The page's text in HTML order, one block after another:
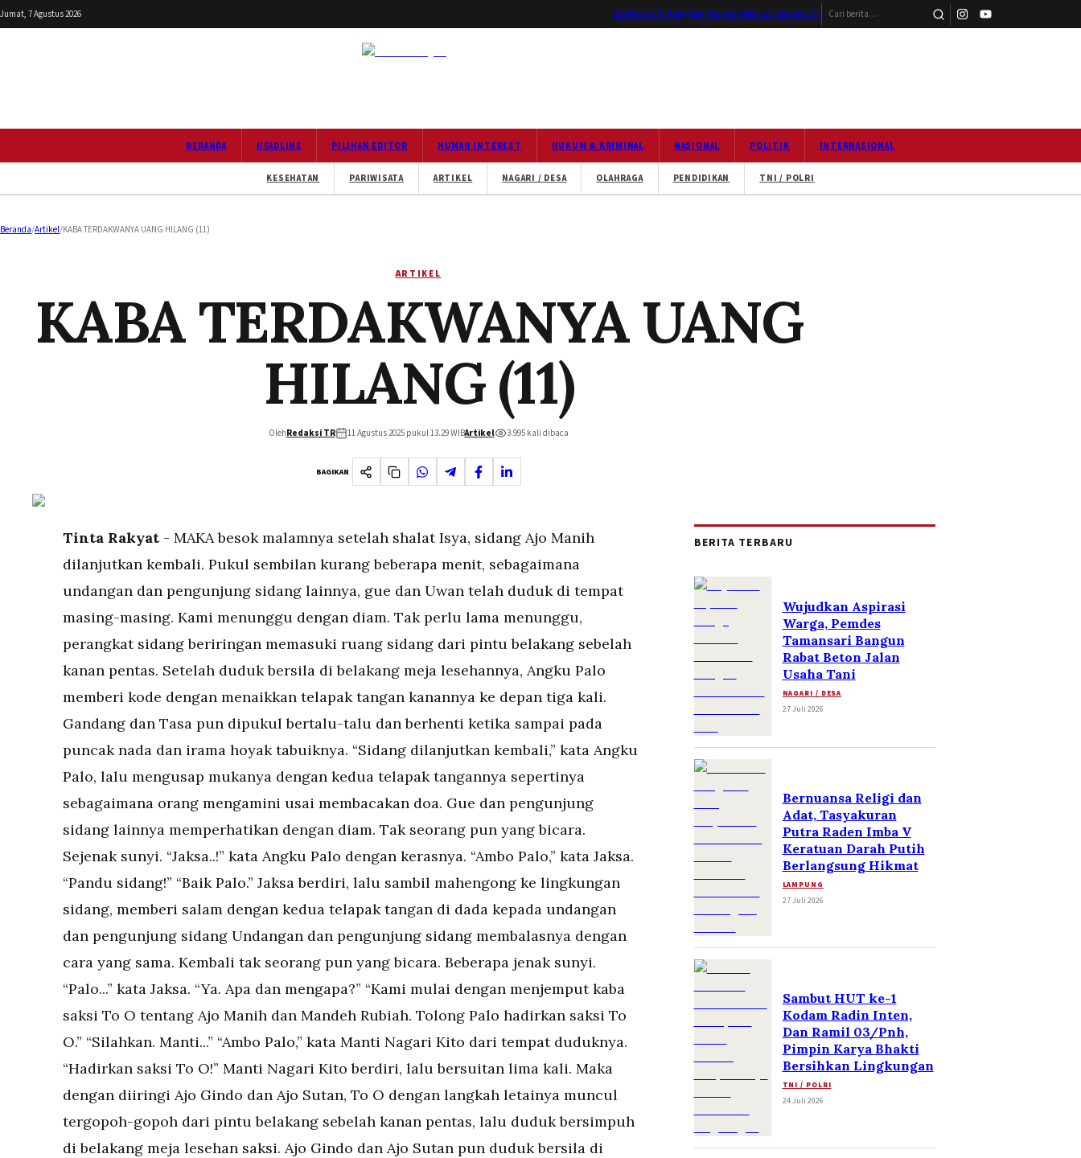
Jumat, 7 Agustus 2026 Box RedaksiTentang KamiPedoman Media SiberKode Etik Cari berita
BERANDA HEADLINE PILIHAN EDITOR HUMAN INTEREST HUKUM & KRIMINAL NASIONAL POLITIK INTERNASIONAL
KESEHATAN PARIWISATA ARTIKEL NAGARI / DESA OLAHRAGA PENDIDIKAN TNI / POLRI
Beranda/Artikel/KABA TERDAKWANYA UANG HILANG (11)
ARTIKEL
KABA TERDAKWANYA UANG
HILANG (11)
OlehRedaksi TR 11 Agustus 2025 pukul 13.29WIBArtikel 3.995kali dibaca
BAGIKAN
Tinta Rakyat- MAKA besok malamnya setelah shalat Isya, sidang Ajo Manih
dilanjutkan kembali. Pukul sembilan kurang beberapa menit, sebagaimana
undangan dan pengunjung sidang lainnya, gue dan Uwan telah duduk di tempat
masing-masing. Kami menunggu dengan diam. Tak perlu lama menunggu,
perangkat sidang beriringan memasuki ruang sidang dari pintu belakang sebelah
kanan pentas. Setelah duduk bersila di belakang meja lesehannya, Angku Palo
memberi kode dengan menaikkan telapak tangan kanannya ke depan tiga kali.
Gandang dan Tasa pun dipukul bertalu-talu dan berhenti ketika sampai pada
puncak nada dan irama hoyak tabuiknya. “Sidang dilanjutkan kembali,” kata Angku
Palo, lalu mengusap mukanya dengan kedua telapak tangannya sepertinya
sebagaimana orang mengamini usai membacakan doa. Gue dan pengunjung
sidang lainnya memperhatikan dengan diam. Tak seorang pun yang bicara.
Sejenak sunyi. “Jaksa..!” kata Angku Palo dengan kerasnya. “Ambo Palo,” kata Jaksa.
“Pandu sidang!” “Baik Palo.” Jaksa berdiri, lalu sambil mahengong ke lingkungan
sidang, memberi salam dengan kedua telapak tangan di dada kepada undangan
dan pengunjung sidang Undangan dan pengunjung sidang membalasnya dengan
cara yang sama. Kembali tak seorang pun yang bicara. Beberapa jenak sunyi.
“Palo...” kata Jaksa. “Ya. Apa dan mengapa?” “Kami mulai dengan menjemput kaba
saksi To O tentang Ajo Manih dan Mandeh Rubiah. Tolong Palo hadirkan saksi To
O.” “Silahkan. Manti...” “Ambo Palo,” kata Manti Nagari Kito dari tempat duduknya.
“Hadirkan saksi To O!” Manti Nagari Kito berdiri, lalu bersuitan lima kali. Maka
dengan diiringi Ajo Gindo dan Ajo Sutan, To O dengan langkah letainya muncul
tergopoh-gopoh dari pintu belakang sebelah kanan pentas, lalu duduk bersimpuh
di belakang meja lesehan saksi. Ajo Gindo dan Ajo Sutan pun duduk bersila di
BERITA TERBARU
Wujudkan Aspirasi
Warga, Pemdes
Tamansari Bangun
Rabat Beton Jalan
Usaha Tani
NAGARI / DESA
27 Juli 2026
Bernuansa Religi dan
Adat, Tasyakuran
Putra Raden Imba V
Keratuan Darah Putih
Berlangsung Hikmat
LAMPUNG
27 Juli 2026
Sambut HUT ke-1
Kodam Radin Inten,
Dan Ramil 03/Pnh,
Pimpin Karya Bhakti
Bersihkan Lingkungan
TNI / POLRI
24 Juli 2026